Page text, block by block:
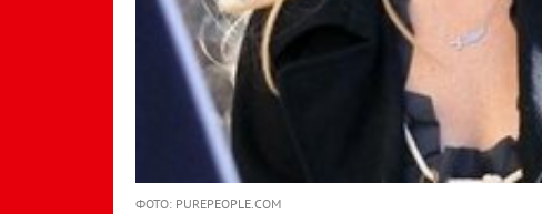
ФОТО: PUREPEOPLE.COM